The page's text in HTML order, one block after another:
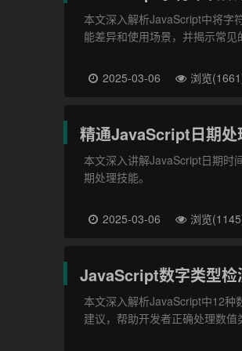
本文深入解析JavaScript中将字
能差异和使用场景，并揭示常见
2025-03-06 浏览
精通JavaScript日期处
本文深入讲解JavaScript日期时
期处理技能。
2025-03-06 浏览
JavaScript数字类型检
本文深入解析JavaScript中12种
建议，帮助开发者正确处理数值